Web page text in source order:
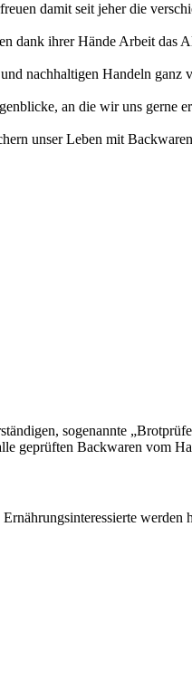
damit seit jeher die
dank ihrer Hände Arbeit das
nachhaltigen Handeln ganz
an die wir uns gerne
unser Leben mit
sogenannte
geprüften Backwaren vom